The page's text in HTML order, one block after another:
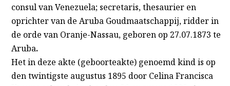
consul van Venezuela; secretaris, thesaurier en
oprichter van de Aruba Goudmaatschappij, ridder in
de orde van Oranje-Nassau, geboren op 27.07.1873 te
Aruba.
Het in deze akte (geboorteakte) genoemd kind is op
den twintigste augustus 1895 door Celina Francisca